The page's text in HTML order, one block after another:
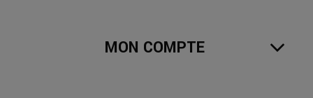
MON COMPTE